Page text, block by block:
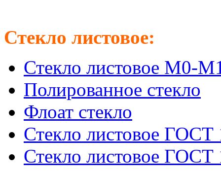
Стекло листовое:
Стекло листовое М0-
Полированное стекло
Флоат стекло
Стекло листовое ГОСТ
Стекло листовое ГОСТ